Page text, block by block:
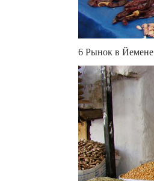
6 Рынок в Йемене